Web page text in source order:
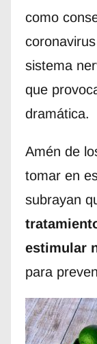
como
sistema
que
dramática.
Amén de
tomar en
subrayan
estimular
para